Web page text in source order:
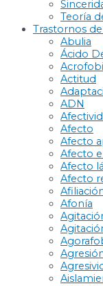
Teoría
Trastornos
Abulia
Ácido
Actitud
ADN
Afecto
Afecto
Afecto
Afecto
Afecto
Afonía